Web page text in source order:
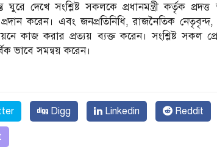
ঘুরে দেখে সংশ্লিষ্ট সকলকে প্রধানমন্ত্রী কর্তৃক
প্রদান করেন। এবং জনপ্রতিনিধি, রাজনৈতিক
কাজ করার প্রত্যয় ব্যক্ত করেন। সংশ্লিষ্ট সকল
ভাবে সমন্বয় করেন।
Digg Linkedin Reddit